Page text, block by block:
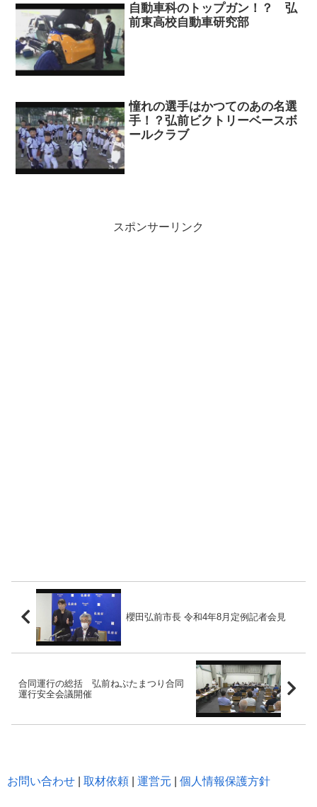
自動車科のトップガン！？ 弘
前東高校自動車研究部
憧れの選手はかつてのあの名選
手！？弘前ビクトリーベースボ
ールクラブ
スポンサーリンク
櫻田弘前市長 令和4年8月定例記者会見
合同運行の総括 弘前ねぷたまつり合同
運行安全会議開催
お問い合わせ 取材依頼 運営元 個人情報保護方針